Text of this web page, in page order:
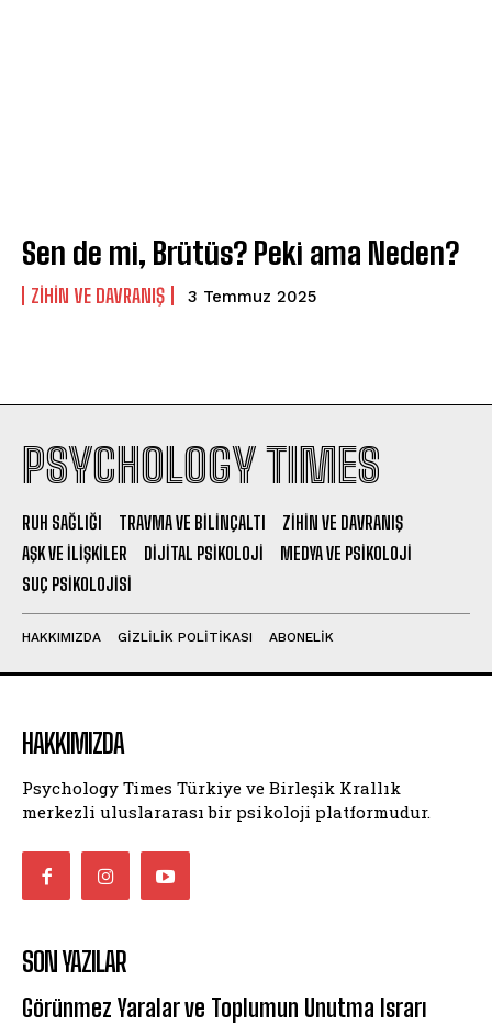
Sen de mi, Brütüs? Peki ama Neden?
⁠ZIHIN VE DAVRANIŞ 3 Temmuz 2025
PSYCHOLOGY TIMES
RUH SAĞLIĞI TRAVMA VE BILINÇALTI
ZIHIN VE DAVRANIŞ
AŞK VE İLIŞKILER
DIJITAL PSIKOLOJI
MEDYA VE PSIKOLOJI
SUÇ PSIKOLOJISI
HAKKIMIZDA GIZLILIK POLITIKASI ABONELIK
HAKKIMIZDA
Psychology Times Türkiye ve Birleşik Krallık
merkezli uluslararası bir psikoloji platformudur.
SON YAZILAR
Görünmez Yaralar ve Toplumun Unutma Israrı